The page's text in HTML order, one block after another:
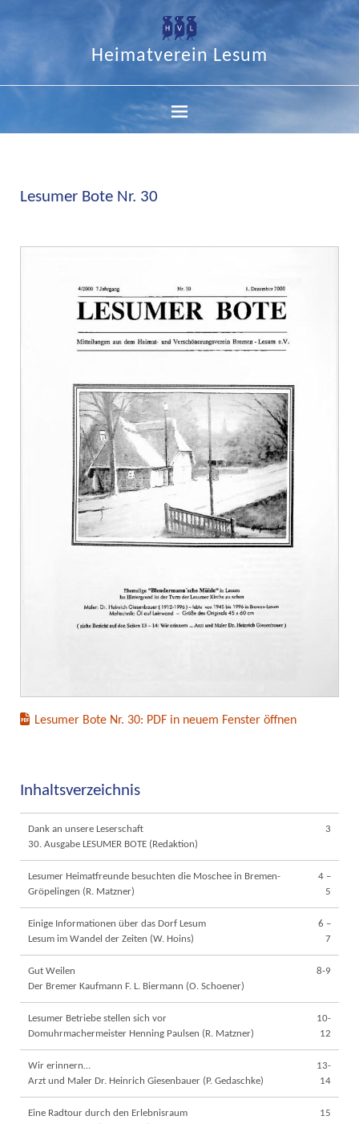
Heimatverein Lesum
Lesumer Bote Nr. 30
Lesumer Bote Nr. 30: PDF in neuem Fenster öffnen
Inhaltsverzeichnis
Dank an unsere Leserschaft
30. Ausgabe LESUMER BOTE (Redaktion)
3
Lesumer Heimatfreunde besuchten die Moschee in Bremen-
Gröpelingen (R. Matzner)
4 –
5
Einige Informationen über das Dorf Lesum
Lesum im Wandel der Zeiten (W. Hoins)
6 –
7
Gut Weilen
Der Bremer Kaufmann F. L. Biermann (O. Schoener)
8-9
Lesumer Betriebe stellen sich vor
Domuhrmachermeister Henning Paulsen (R. Matzner)
10-
12
Wir erinnern…
Arzt und Maler Dr. Heinrich Giesenbauer (P. Gedaschke)
13-
14
Eine Radtour durch den Erlebnisraum
15